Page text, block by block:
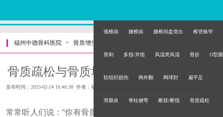
颈椎病 腰椎病 腰椎间盘突出 椎管狭窄
骨刺 多指/并指 风湿类风湿 骨折 O型腿
软组织损伤 拇外翻 网球肘 扁平足
滑膜炎 脊柱侧弯 断肢/断指 骨质疏松
福州中德骨科医院 > 骨质增生
骨质疏松与骨质增生到底有什么区别呢?
发布时间：2023-02-24 16:46:38 作者：福州中德骨科医院
常常听人们说：“你有骨质增生，补补钙就好了”;又有人说“骨